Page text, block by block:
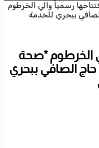
رسمياً والي الخرطوم
ببحري للخدمة
الخرطوم *صحة
الصافي ببحري